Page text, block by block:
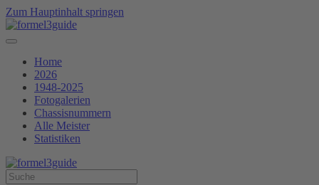
Zum Hauptinhalt springen
Home
2026
1948-2025
Fotogalerien
Chassisnummern
Alle Meister
Statistiken